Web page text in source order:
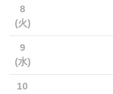
8
(火)
9
(水)
10